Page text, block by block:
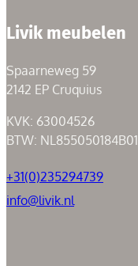
Livik meubelen
Spaarneweg 59
2142 EP Cruquius
KVK: 63004526
BTW: NL855050184B01
+31(0)235294739
info@livik.nl